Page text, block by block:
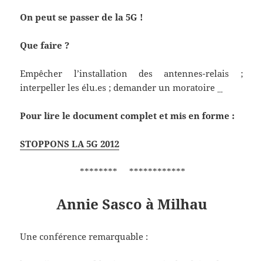
On peut se passer de la 5G !
Que faire ?
Empêcher l’installation des antennes-relais ;
interpeller les élu.es ; demander un moratoire …
Pour lire le document complet et mis en forme :
STOPPONS LA 5G 2012
******** ************
Annie Sasco à Milhau
Une conférence remarquable :